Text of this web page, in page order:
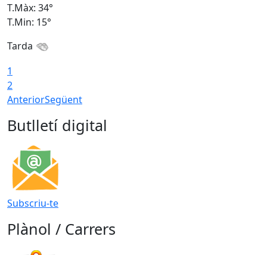
T.Màx: 34°
T.Min: 15°
Tarda
1
2
AnteriorSegüent
Butlletí digital
Subscriu-te
Plànol / Carrers